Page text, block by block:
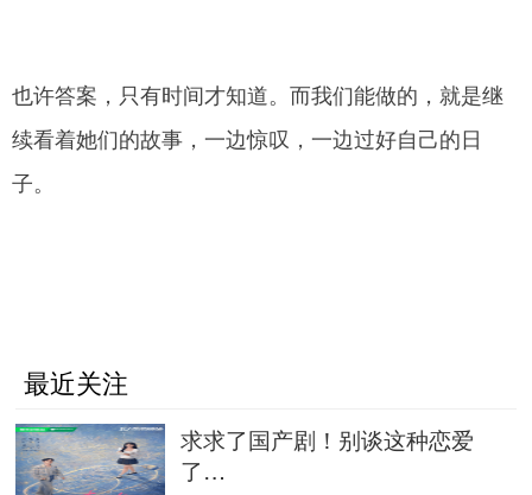
也许答案，只有时间才知道。而我们能做的，就是继
续看着她们的故事，一边惊叹，一边过好自己的日
子。
最近关注
求求了国产剧！别谈这种恋爱
了…